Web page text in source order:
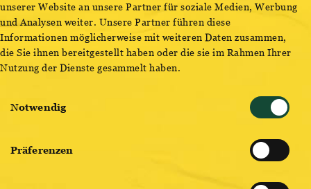
Frisch wie der erste Schluck
: Das mintgrüne Shirt aus
unsererOttakringer x 12DAGKollektion besticht mit
seinem fein eingearbeiteten Patch unserer Ottakringer
Bierkanne . Natürlich gefüllt mit dem besten Bier, das Wien
Gleich zugreifen und deine Ottakringer Garderobe
unserer Website an unsere Partner für soziale Medien, Werbung
und Analysen weiter. Unsere Partner führen diese
Informationen möglicherweise mit weiteren Daten zusammen,
die Sie ihnen bereitgestellt haben oder die sie im Rahmen Ihrer
Nutzung der Dienste gesammelt haben.
Notwendig
Präferenzen